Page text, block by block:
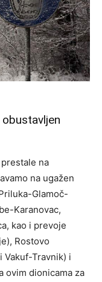
na
na ugažen
Glamoč-
Karanovac,
kao i prevoje
Rostovo
Vakuf-Travnik) i
ovim dionicama za